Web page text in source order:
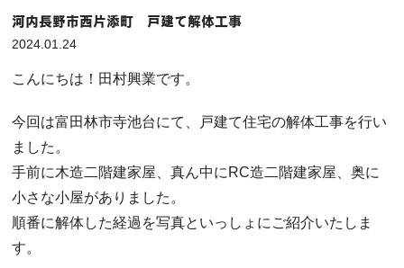
河内長野市西片添町 戸建て解体工事
2024.01.24
こんにちは！田村興業です。
今回は富田林市寺池台にて、戸建て住宅の解体工事を行い
ました。
手前に木造二階建家屋、真ん中にRC造二階建家屋、奥に
小さな小屋がありました。
順番に解体した経過を写真といっしょにご紹介いたしま
す。